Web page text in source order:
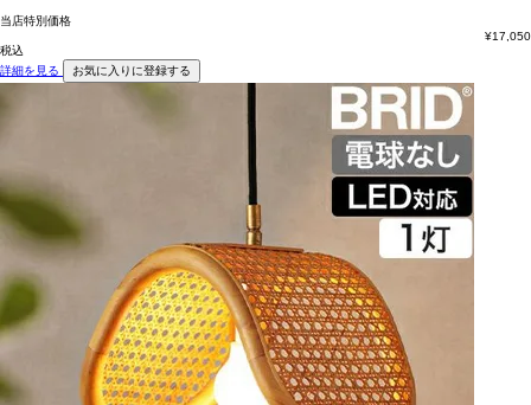
当店特別価格
¥17,050
税込
詳細を見る
お気に入りに登録する